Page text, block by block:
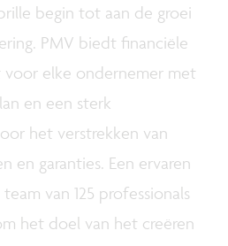
begin tot aan de groei
PMV biedt financiële
voor elke ondernemer met
en een sterk
het verstrekken van
en garanties. Een ervaren
van 125 professionals
het doel van het creëren